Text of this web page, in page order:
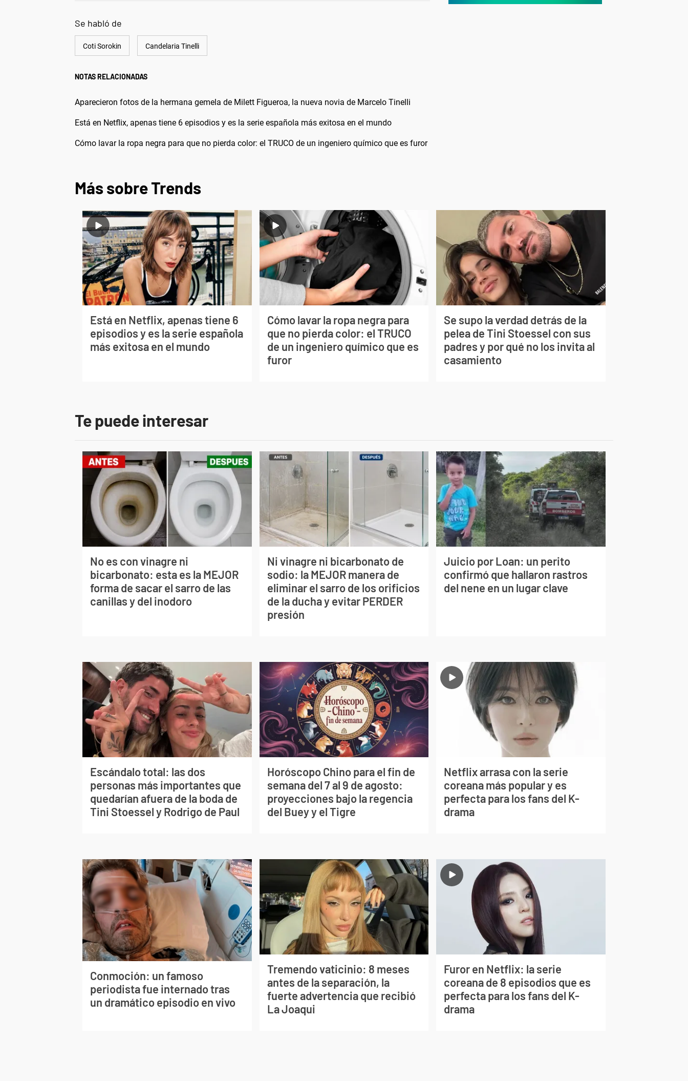
Se habló de
Coti Sorokin Candelaria Tinelli
NOTAS RELACIONADAS
Aparecieron fotos de la hermana gemela de Milett Figueroa, la nueva novia de Marcelo Tinelli
Está en Netflix, apenas tiene 6 episodios y es la serie española más exitosa en el mundo
Cómo lavar la ropa negra para que no pierda color: el TRUCO de un ingeniero químico que es furor
Más sobre Trends
Está en Netflix, apenas tiene 6
episodios y es la serie española
más exitosa en el mundo
Cómo lavar la ropa negra para
que no pierda color: el TRUCO
de un ingeniero químico que es
furor
Se supo la verdad detrás de la
pelea de Tini Stoessel con sus
padres y por qué no los invita al
casamiento
Te puede interesar
No es con vinagre ni
bicarbonato: esta es la MEJOR
forma de sacar el sarro de las
canillas y del inodoro
Ni vinagre ni bicarbonato de
sodio: la MEJOR manera de
eliminar el sarro de los orificios
de la ducha y evitar PERDER
presión
Juicio por Loan: un perito
confirmó que hallaron rastros
del nene en un lugar clave
Escándalo total: las dos
personas más importantes que
quedarían afuera de la boda de
Tini Stoessel y Rodrigo de Paul
Horóscopo Chino para el fin de
semana del 7 al 9 de agosto:
proyecciones bajo la regencia
del Buey y el Tigre
Netflix arrasa con la serie
coreana más popular y es
perfecta para los fans del K-
drama
Conmoción: un famoso
periodista fue internado tras
un dramático episodio en vivo
Tremendo vaticinio: 8 meses
antes de la separación, la
fuerte advertencia que recibió
La Joaqui
Furor en Netflix: la serie
coreana de 8 episodios que es
perfecta para los fans del K-
drama